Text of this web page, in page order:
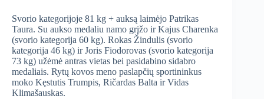
Svorio kategorijoje 81 kg + auksą laimėjo Patrikas
Taura. Su aukso medaliu namo grįžo ir Kajus Charenka
(svorio kategorija 60 kg). Rokas Žindulis (svorio
kategorija 46 kg) ir Joris Fiodorovas (svorio kategorija
73 kg) užėmė antras vietas bei pasidabino sidabro
medaliais. Rytų kovos meno paslapčių sportininkus
moko Kęstutis Trumpis, Ričardas Balta ir Vidas
Klimašauskas.